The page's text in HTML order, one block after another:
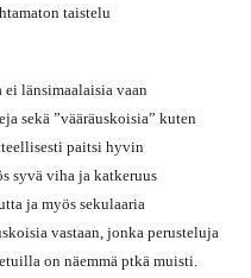
taistelu
länsimaalaisia vaan
sekä ”vääräuskoisia” kuten
paitsi hyvin
syvä viha ja katkeruus
ja myös sekulaaria
vastaan, jonka perusteluja
on näemmä ptkä muisti.